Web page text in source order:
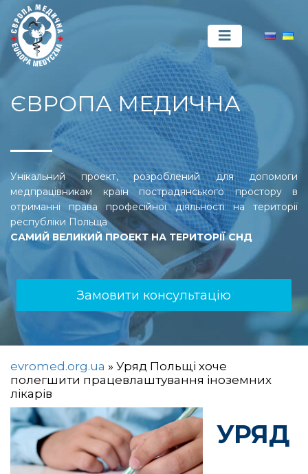
ЄВРОПА МЕДИЧНА
Унікальний проект, розроблений для допомоги
медпрацівникам країн пострадянського простору в
отриманні права професійної діяльності на території
республіки Польща
САМИЙ ВЕЛИКИЙ ПРОЕКТ НА ТЕРИТОРІЇ СНД
Замовити консультацію
evromed.org.ua » Уряд Польщі хоче
полегшити працевлаштування іноземних
лікарів
УРЯД